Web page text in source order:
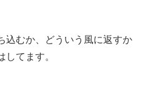
込むか、どういう風に返すか
てます。